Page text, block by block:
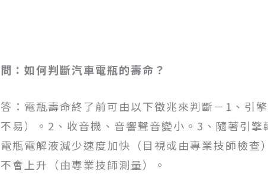
問：如何判斷汽車電瓶的壽命？
答：電瓶壽命終了前可由以下徵兆來判斷－1、
不易）。2、收音機、音響聲音變小。3、隨著引擎
電瓶電解液減少速度加快（目視或由專業技師檢查
不會上升（由專業技師測量）。